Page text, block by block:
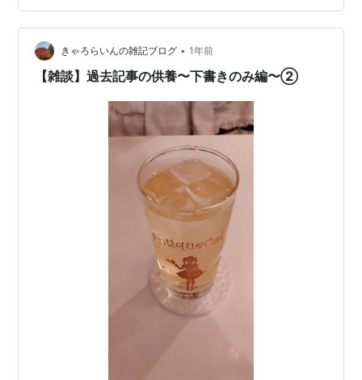
った方、ネタバレ回避したい方はブラウザバック推奨で
す！ 。。。 みなさんこんにちは。ナターシャル・キャロ
ラインで…きゃろらいんの雑記ブログ • 1年前
【雑談】過去記事の供養〜下書きのみ編〜②